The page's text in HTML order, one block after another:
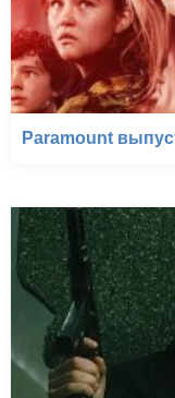
Paramount